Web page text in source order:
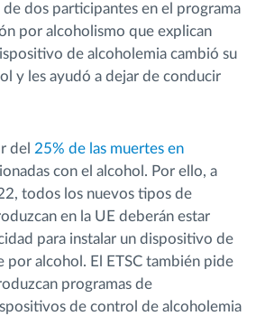
dos participantes en el programa
por alcoholismo que explican
de alcoholemia cambió su
y les ayudó a dejar de conducir
del 25% de las muertes en
con el alcohol. Por ello, a
todos los nuevos tipos de
en la UE deberán estar
para instalar un dispositivo de
por alcohol. El ETSC también pide
programas de
de control de alcoholemia